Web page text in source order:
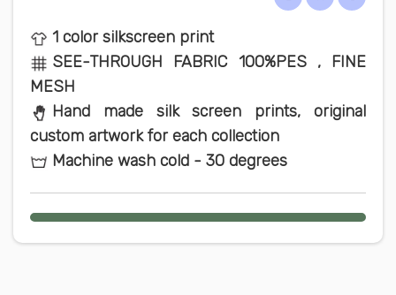
1 color silkscreen print
SEE-THROUGH FABRIC 100%PES , FINE
MESH
Hand made silk screen prints, original
custom artwork for each collection
Machine wash cold - 30 degrees